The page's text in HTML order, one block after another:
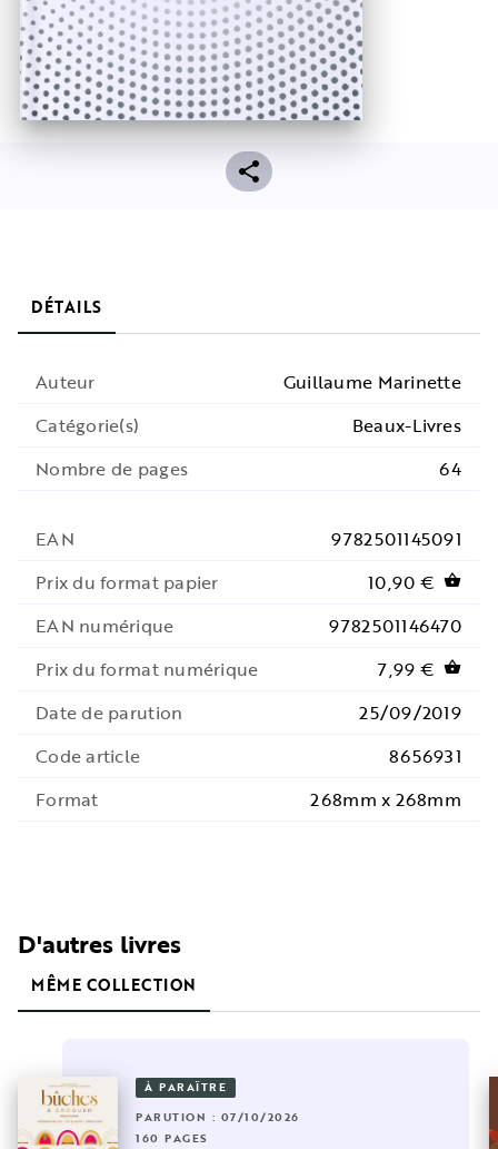
DÉTAILS
Auteur
Guillaume Marinette
Catégorie(s)
Beaux-Livres
Nombre de pages
64
EAN
9782501145091
Prix du format papier
10,90 € shopping_basket
EAN numérique
9782501146470
Prix du format numérique
7,99 € shopping_basket
Date de parution
25/09/2019
Code article
8656931
Format
268mm x 268mm
D'autres livres
MÊME COLLECTION
À PARAÎTRE
PARUTION : 07/10/2026
160 PAGES